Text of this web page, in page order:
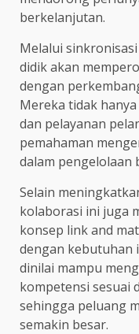
berkelanjutan.
Melalui
didik akan
dengan
Mereka tidak
dan pelayanan
pemahaman
dalam pengelolaan
Selain
kolaborasi ini juga
konsep link and
dengan kebutuhan
dinilai mampu
kompetensi sesuai
sehingga peluang
semakin besar.